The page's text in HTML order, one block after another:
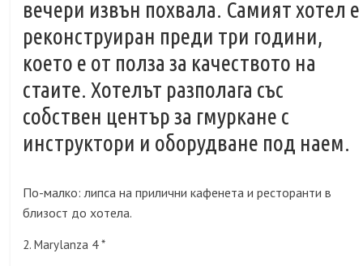
вечери извън похвала. Самият хотел е
реконструиран преди три години,
което е от полза за качеството на
стаите. Хотелът разполага със
собствен център за гмуркане с
инструктори и оборудване под наем.
По-малко: липса на прилични кафенета и ресторанти в
близост до хотела.
2. Marylanza 4 *